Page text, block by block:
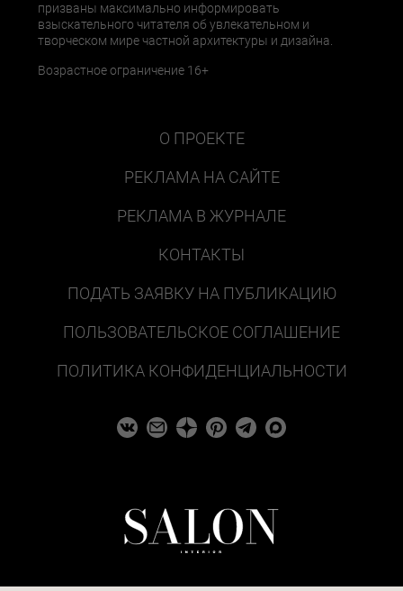
призваны максимально информировать
взыскательного читателя об увлекательном и
творческом мире частной архитектуры и дизайна.
Возрастное ограничение 16+
О ПРОЕКТЕ
РЕКЛАМА НА САЙТЕ
РЕКЛАМА В ЖУРНАЛЕ
КОНТАКТЫ
ПОДАТЬ ЗАЯВКУ НА ПУБЛИКАЦИЮ
ПОЛЬЗОВАТЕЛЬСКОЕ СОГЛАШЕНИЕ
ПОЛИТИКА КОНФИДЕНЦИАЛЬНОСТИ